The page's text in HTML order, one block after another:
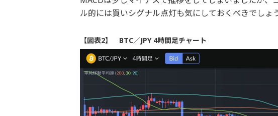
ル的には買いシグナル点灯も気にしておくべきでしょう
【図表2】 BTC／JPY 4時間足チャート